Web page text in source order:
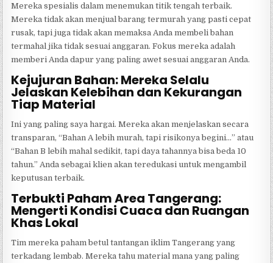
Mereka spesialis dalam menemukan titik tengah terbaik.
Mereka tidak akan menjual barang termurah yang pasti cepat
rusak, tapi juga tidak akan memaksa Anda membeli bahan
termahal jika tidak sesuai anggaran. Fokus mereka adalah
memberi Anda dapur yang paling awet sesuai anggaran Anda.
Kejujuran Bahan: Mereka Selalu
Jelaskan Kelebihan dan Kekurangan
Tiap Material
Ini yang paling saya hargai. Mereka akan menjelaskan secara
transparan, “Bahan A lebih murah, tapi risikonya begini…” atau
“Bahan B lebih mahal sedikit, tapi daya tahannya bisa beda 10
tahun.” Anda sebagai klien akan teredukasi untuk mengambil
keputusan terbaik.
Terbukti Paham Area Tangerang:
Mengerti Kondisi Cuaca dan Ruangan
Khas Lokal
Tim mereka paham betul tantangan iklim Tangerang yang
terkadang lembab. Mereka tahu material mana yang paling